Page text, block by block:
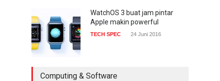
WatchOS 3 buat jam pintar
Apple makin powerful
TECH SPEC 24 Juni 2016
Computing & Software